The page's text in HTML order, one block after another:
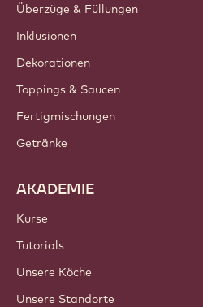
Überzüge & Füllungen
Inklusionen
Dekorationen
Toppings & Saucen
Fertigmischungen
Getränke
AKADEMIE
Kurse
Tutorials
Unsere Köche
Unsere Standorte